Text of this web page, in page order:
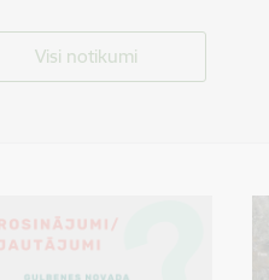
Visi notikumi